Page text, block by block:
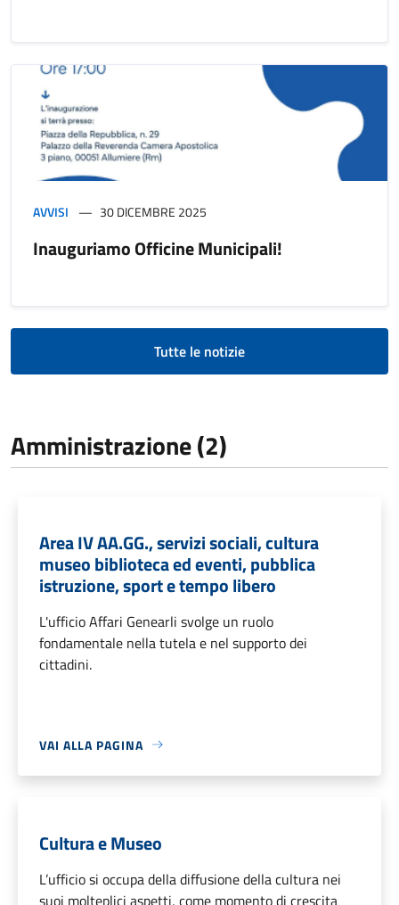
AVVISI 30 DICEMBRE 2025
Inauguriamo Officine Municipali!
Tutte le notizie
Amministrazione (2)
Area IV AA.GG., servizi sociali, cultura
museo biblioteca ed eventi, pubblica
istruzione, sport e tempo libero
L'ufficio Affari Genearli svolge un ruolo
fondamentale nella tutela e nel supporto dei
cittadini.
VAI ALLA PAGINA
Cultura e Museo
L’ufficio si occupa della diffusione della cultura nei
suoi molteplici aspetti, come momento di crescita